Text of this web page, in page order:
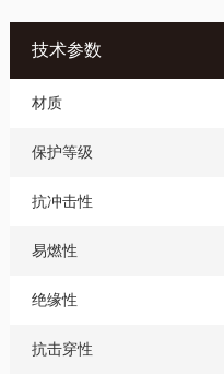
技术参数
材质
保护等级
抗冲击性
易燃性
绝缘性
抗击穿性